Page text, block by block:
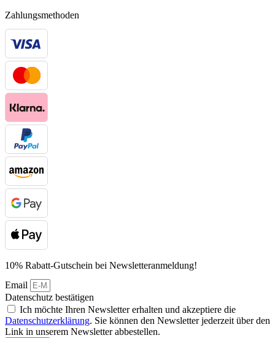
Zahlungsmethoden
10% Rabatt-Gutschein bei Newsletteranmeldung!
Email
Datenschutz bestätigen
Ich möchte Ihren Newsletter erhalten und akzeptiere die
Datenschutzerklärung. Sie können den Newsletter jederzeit über den
Link in unserem Newsletter abbestellen.